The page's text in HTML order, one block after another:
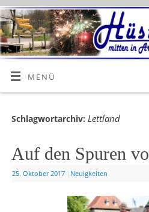
MENÜ
Schlagwortarchiv: Lettland
Auf den Spuren
25. Oktober 2017 Neuigkeiten